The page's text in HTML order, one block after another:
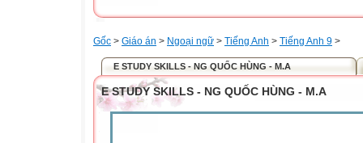
Gốc > Giáo án > Ngoại ngữ > Tiếng Anh > Tiếng Anh 9 >
E STUDY SKILLS - NG QUỐC HÙNG - M.A
E STUDY SKILLS - NG QUỐC HÙNG - M.A